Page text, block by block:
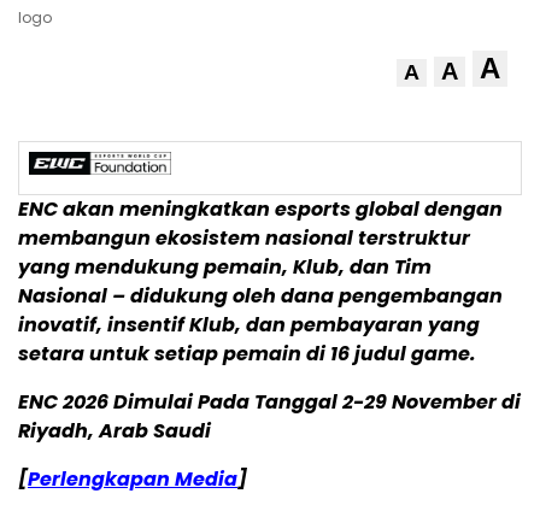
logo
A A A
ENC akan meningkatkan esports global dengan
membangun ekosistem nasional terstruktur
yang mendukung pemain, Klub, dan Tim
Nasional – didukung oleh dana pengembangan
inovatif, insentif Klub, dan pembayaran yang
setara untuk setiap pemain di 16 judul game.
ENC 2026 Dimulai Pada Tanggal 2-29 November di
Riyadh, Arab Saudi
[Perlengkapan Media]